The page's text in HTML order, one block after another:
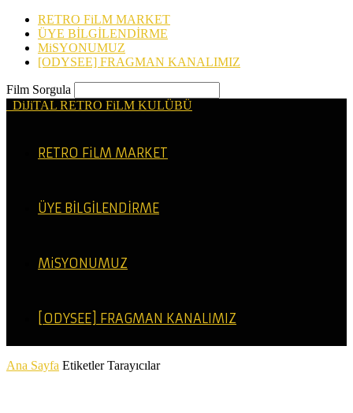
RETRO FiLM MARKET
ÜYE BİLGİLENDİRME
MiSYONUMUZ
[ODYSEE] FRAGMAN KANALIMIZ
Film Sorgula
DiJiTAL RETRO FiLM KULÜBÜ
RETRO FiLM MARKET
ÜYE BİLGİLENDİRME
MiSYONUMUZ
[ODYSEE] FRAGMAN KANALIMIZ
Ana Sayfa Etiketler Tarayıcılar